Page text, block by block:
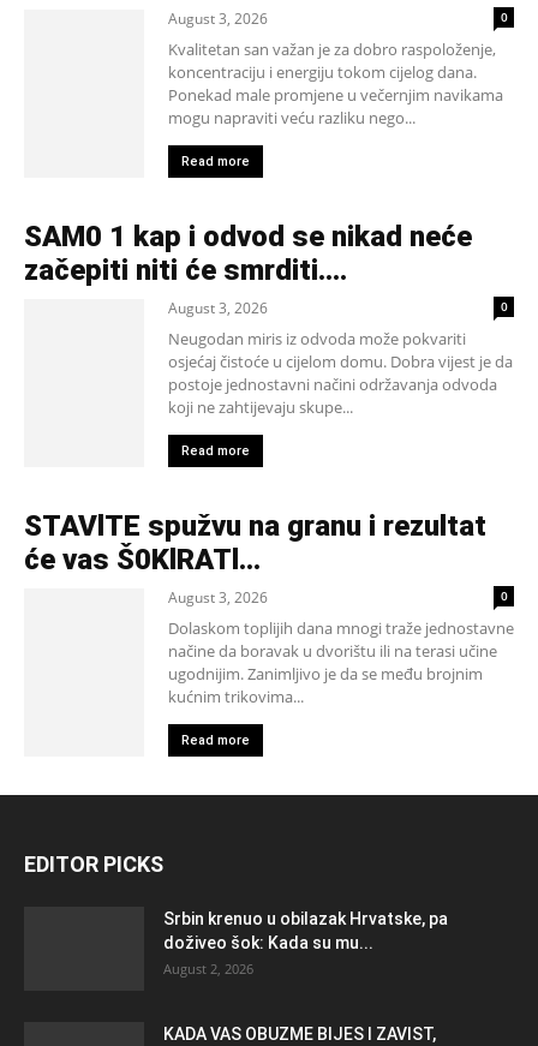
August 3, 2026 0
Kvalitetan san važan je za dobro raspoloženje,
koncentraciju i energiju tokom cijelog dana.
Ponekad male promjene u večernjim navikama
mogu napraviti veću razliku nego...
Read more
SAM0 1 kap i odvod se nikad neće
začepiti niti će smrditi….
August 3, 2026 0
Neugodan miris iz odvoda može pokvariti
osjećaj čistoće u cijelom domu. Dobra vijest je da
postoje jednostavni načini održavanja odvoda
koji ne zahtijevaju skupe...
Read more
STAVlTE spužvu na granu i rezultat
će vas Š0KlRATl…
August 3, 2026 0
Dolaskom toplijih dana mnogi traže jednostavne
načine da boravak u dvorištu ili na terasi učine
ugodnijim. Zanimljivo je da se među brojnim
kućnim trikovima...
Read more
EDITOR PICKS
Srbin krenuo u obilazak Hrvatske, pa
doživeo šok: Kada su mu...
August 2, 2026
KADA VAS OBUZME BIJES I ZAVIST,